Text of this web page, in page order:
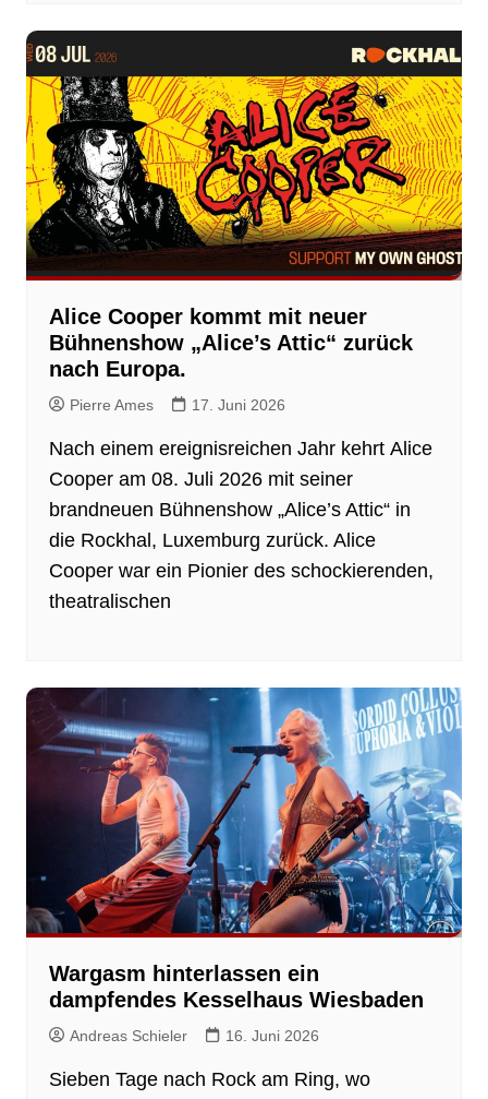
Alice Cooper kommt mit neuer
Bühnenshow „Alice’s Attic“ zurück
nach Europa.
Pierre Ames 17. Juni 2026
Nach einem ereignisreichen Jahr kehrt Alice
Cooper am 08. Juli 2026 mit seiner
brandneuen Bühnenshow „Alice’s Attic“ in
die Rockhal, Luxemburg zurück. Alice
Cooper war ein Pionier des schockierenden,
theatralischen
Wargasm hinterlassen ein
dampfendes Kesselhaus Wiesbaden
Andreas Schieler 16. Juni 2026
Sieben Tage nach Rock am Ring, wo